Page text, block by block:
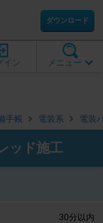
ダウンロード
メニュー
イン
手帳 電装系 電装
ッド施工
30分以内